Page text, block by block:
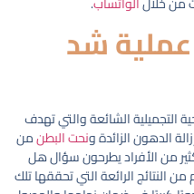
شد
التجميلية الشائعة والتي تهدف
الدهون الزائدة ونحت البطنمن
من الأفراد يطرحون سؤال هل
النتائج الرائعة التي تحققها تلك